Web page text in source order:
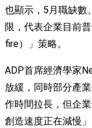
也顯示，5月職缺數
限，代表企業目前
fire）」策略。
ADP首席經濟學家
放緩，同時部分產
作時間拉長，但企
創造速度正在減慢」